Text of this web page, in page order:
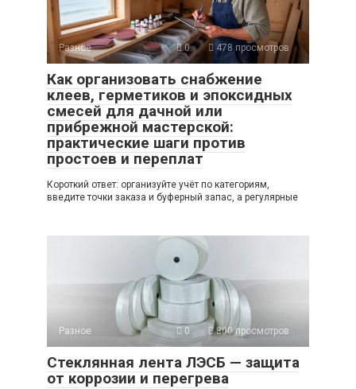
Разное 0 478 просмотров
Как организовать снабжение
клеев, герметиков и эпоксидных
смесей для дачной или
прибрежной мастерской:
практические шаги против
простоев и переплат
Короткий ответ: организуйте учёт по категориям,
введите точки заказа и буферный запас, а регулярные
Разное 0 800 просмотров
Стеклянная лента ЛЭСБ — защита
от коррозии и перегрева